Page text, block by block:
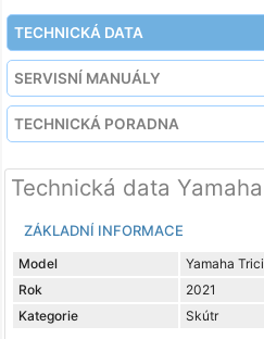
TECHNICKÁ DATA
SERVISNÍ MANUÁLY
TECHNICKÁ PORADNA
Technická data
ZÁKLADNÍ INFORMACE
Model
Yamaha
Rok
2021
Kategorie
Skútr